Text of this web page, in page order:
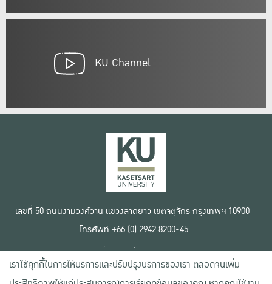
KU Channel
เลขที่ 50 ถนนงามวงศ์วาน แขวงลาดยาว เขตจตุจักร กรุงเทพฯ 10900
โทรศัพท์ +66 (0) 2942 8200-45
เงื่อนไขการใช้งานเว็บไซต์
ข้อตกลงด้านสิทธิ์ใช้งาน
นโยบายความเป็นส่วนตัว
เราใช้คุกกี้ในการให้บริการและปรับปรุงบริการของเรา ตลอดจนเพิ่ม